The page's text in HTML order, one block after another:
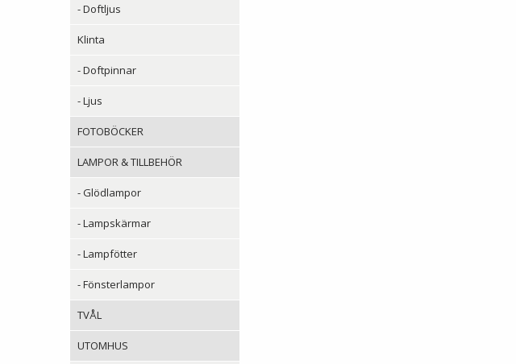
- Doftljus
Klinta
- Doftpinnar
- Ljus
FOTOBÖCKER
LAMPOR & TILLBEHÖR
- Glödlampor
- Lampskärmar
- Lampfötter
- Fönsterlampor
TVÅL
UTOMHUS